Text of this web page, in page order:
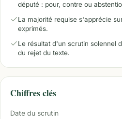
député : pour, contre ou
La majorité requise s'apprécie
exprimés.
Le résultat d'un scrutin solennel
du rejet du texte.
Chiffres clés
Date du scrutin